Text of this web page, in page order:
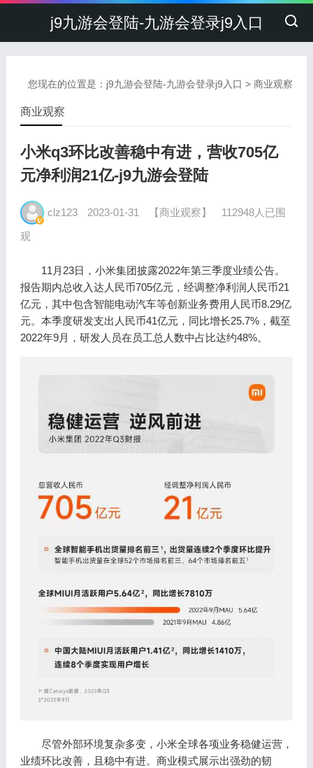
j9九游会登陆-九游会登录j9入口
您现在的位置是： j9九游会登陆-九游会登录j9入口 >商业观察
商业观察
小米q3环比改善稳中有进，营收705亿
元净利润21亿-j9九游会登陆
clz123 2023-01-31 【商业观察】
112948人已围
观
11月23日，小米集团披露2022年第三季度业绩公告。
报告期内总收入达人民币705亿元，经调整净利润人民币21
亿元，其中包含智能电动汽车等创新业务费用人民币8.29亿
元。本季度研发支出人民币41亿元，同比增长25.7%，截至
2022年9月，研发人员在员工总人数中占比达约48%。
尽管外部环境复杂多变，小米全球各项业务稳健运营，
业绩环比改善，且稳中有进。商业模式展示出强劲的韧